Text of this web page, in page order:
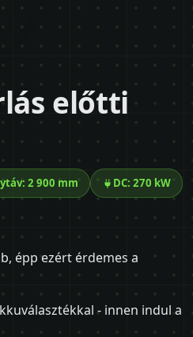
előtti
2 900 mm DC: 270 kW
épp ezért érdemes a
- innen indul a